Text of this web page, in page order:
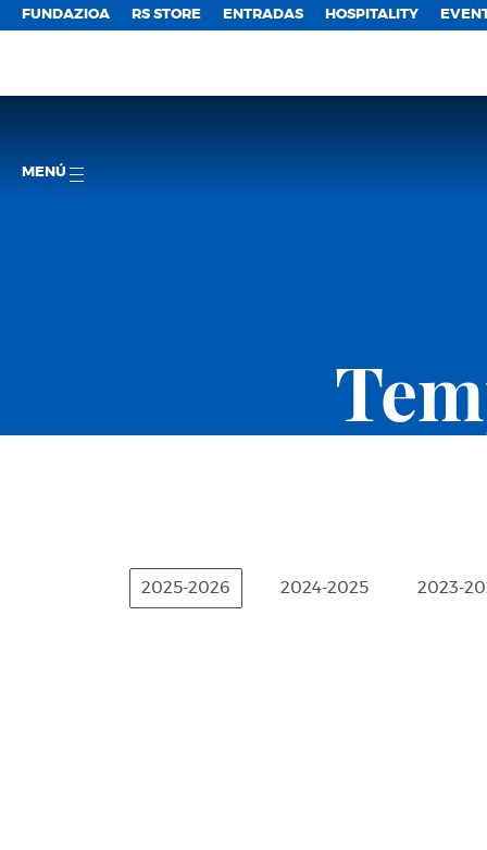
FUNDAZIOA RS STORE ENTRADAS HOSPITALITY
MENÚ
2025-2026 2024-2025 2023-